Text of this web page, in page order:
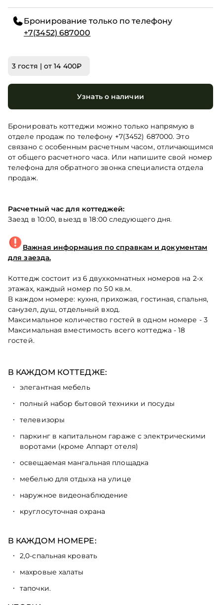
Бронирование только по телефону
+7(3452) 687000
3 гостя | от 14 400₽
Узнать о наличии
Бронировать коттеджи можно только напрямую в
отделе продаж по телефону +7(3452) 687000. Это
связано с особенным расчетным часом, отличающимся
от общего расчетного часа. Или напишите свой номер
телефона для обратного звонка специалиста отдела
продаж.
Расчетный час для коттеджей:
Заезд в 10:00, выезд в 18:00 следующего дня.
Важная информация по справкам и документам
для заезда.
Коттедж состоит из 6 двухкомнатных номеров на 2-х
этажах, каждый номер по 50 кв.м.
В каждом номере: кухня, прихожая, гостиная, спальня,
санузел, душ, отдельный вход.
Максимальное количество гостей в одном номере - 3
Максимальная вместимость всего коттеджа - 18
гостей.
В КАЖДОМ КОТТЕДЖЕ:
элегантная мебель
полный набор бытовой техники и посуды
телевизоры
паркинг в капитальном гараже с электрическими
воротами (кроме Аппарт отеля)
освещаемая мангальная площадка
мебелью для отдыха на улице
наружное видеонаблюдение
круглосуточная охрана
В КАЖДОМ НОМЕРЕ:
2,0-спальная кровать
махровые халаты
тапочки.